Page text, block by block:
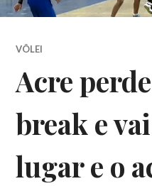
VÔLEI
Acre
break e
lugar e o